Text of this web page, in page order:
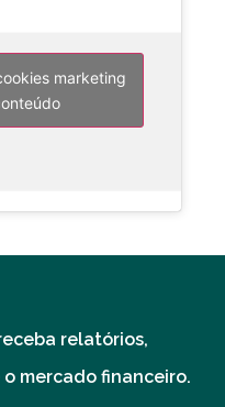
marketing
relatórios,
mercado financeiro.